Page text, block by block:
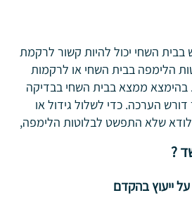
בבית השחי יכול להיות קשור לרקמת
הלימפה בבית השחי או לרקמות
בהימצא ממצא בבית השחי בבדיקה
הערכה. כדי לשלול גידול או
לודא שלא התפשט לבלוטות הלימפה,
?
ייעוץ בהקדם